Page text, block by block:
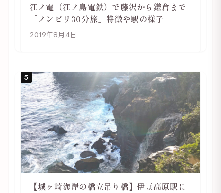
江ノ電（江ノ島電鉄）で藤沢から鎌倉まで
「ノンビリ30分旅」特徴や駅の様子
2019年8月4日
5
【城ヶ崎海岸の橋立吊り橋】伊豆高原駅に